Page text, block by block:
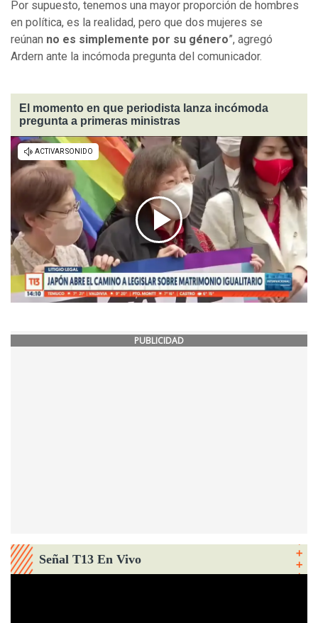
Por supuesto, tenemos una mayor proporción de hombres
en política, es la realidad, pero que dos mujeres se
reúnan no es simplemente por su género”, agregó
Ardern ante la incómoda pregunta del comunicador.
El momento en que periodista lanza incómoda
pregunta a primeras ministras
PUBLICIDAD
Señal T13 En Vivo